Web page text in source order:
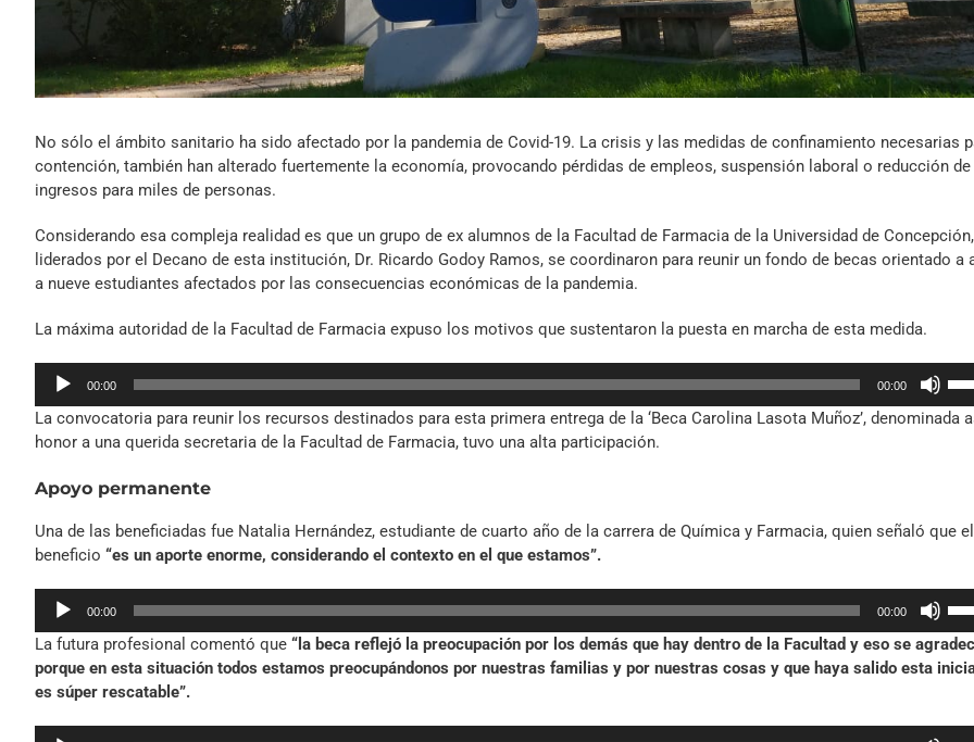
No sólo el ámbito sanitario ha sido afectado por la pandemia de Covid-19. La crisis y las medidas de confinamiento necesarias
contención, también han alterado fuertemente la economía, provocando pérdidas de empleos, suspensión laboral o reducción
ingresos para miles de personas.
Considerando esa compleja realidad es que un grupo de ex alumnos de la Facultad de Farmacia de la Universidad de Concepción,
liderados por el Decano de esta institución, Dr. Ricardo Godoy Ramos, se coordinaron para reunir un fondo de becas orientado a
a nueve estudiantes afectados por las consecuencias económicas de la pandemia.
La máxima autoridad de la Facultad de Farmacia expuso los motivos que sustentaron la puesta en marcha de esta medida.
Reproductor
audio
00:00 00:00
el
La convocatoria para reunir los recursos destinados para esta primera entrega de la ‘Beca Carolina Lasota Muñoz’, denominada
honor a una querida secretaria de la Facultad de Farmacia, tuvo una alta participación.
Apoyo permanente
Una de las beneficiadas fue Natalia Hernández, estudiante de cuarto año de la carrera de Química y Farmacia, quien señaló que el
beneficio “es un aporte enorme, considerando el contexto en el que estamos”.
Reproductor
audio
00:00 00:00
de
La futura profesional comentó que “la beca reflejó la preocupación por los demás que hay dentro de la Facultad y eso se
porque en esta situación todos estamos preocupándonos por nuestras familias y por nuestras cosas y que haya salido esta
es súper rescatable”.
Reproductor